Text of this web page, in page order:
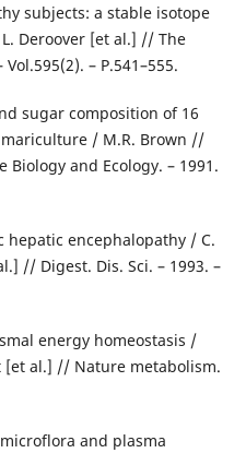
subjects: a stable isotope
Deroover [et al.] // The
– Р.541–555.
sugar composition of 16
/ M.R. Brown //
and Ecology. – 1991.
encephalopathy / C.
// Digest. Dis. Sci. – 1993. –
energy homeostasis /
[et al.] // Nature metabolism.
and plasma